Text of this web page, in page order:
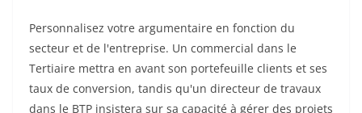
Personnalisez votre argumentaire en fonction du
secteur et de l'entreprise. Un commercial dans le
Tertiaire mettra en avant son portefeuille clients et ses
taux de conversion, tandis qu'un directeur de travaux
dans le BTP insistera sur sa capacité à gérer des projets